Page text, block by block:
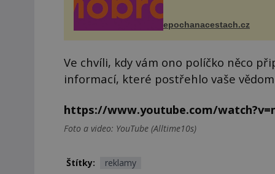
náměstí. Návštěvníci se
těšit na víno, burčák, pes...
epochanacestach.cz
Ve chvíli, kdy vám ono políčko něco
informací, které postřehlo vaše
https://www.youtube.com/
Foto a video: YouTube (Alltime10s)
Štítky: reklamy